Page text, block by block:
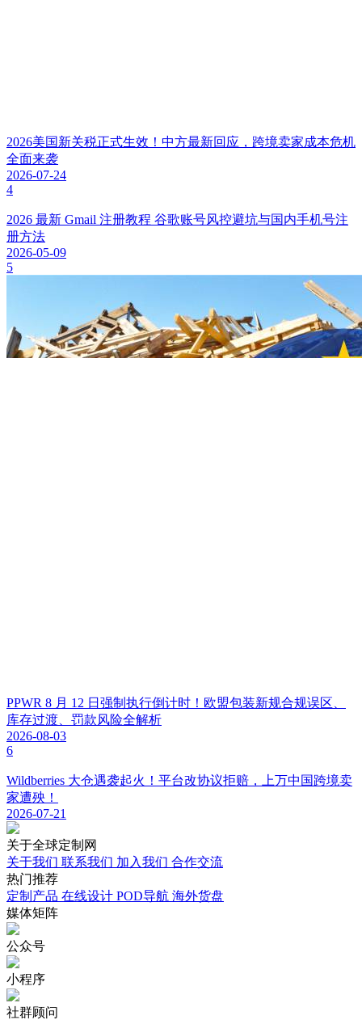
2026美国新关税正式生效！中方最新回应，跨境卖家成本危机
全面来袭
2026-07-24
4
2026 最新 Gmail 注册教程 谷歌账号风控避坑与国内手机号注
册方法
2026-05-09
5
PPWR 8 月 12 日强制执行倒计时！欧盟包装新规合规误区、
库存过渡、罚款风险全解析
2026-08-03
6
Wildberries 大仓遇袭起火！平台改协议拒赔，上万中国跨境卖
家遭殃！
2026-07-21
关于全球定制网
关于我们 联系我们 加入我们 合作交流
热门推荐
定制产品 在线设计 POD导航 海外货盘
媒体矩阵
公众号
小程序
社群顾问